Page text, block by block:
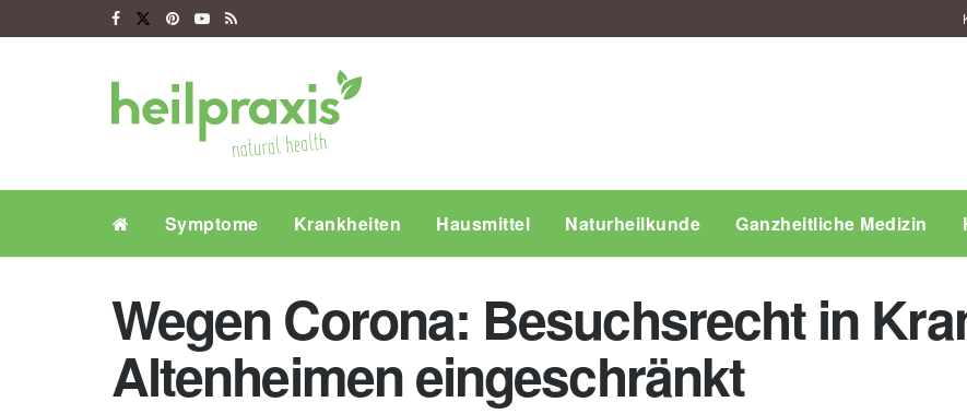
Symptome Krankheiten Hausmittel Naturheilkunde Ganzheitliche Medizin
Wegen Corona: Besuchsrecht in
Altenheimen eingeschränkt